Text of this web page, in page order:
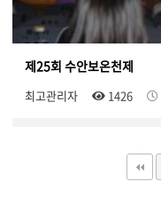
제25회 수안보온천제
최고관리자 1426